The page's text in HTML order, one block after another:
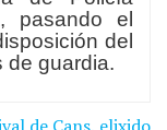
pasando el
del
de guardia.